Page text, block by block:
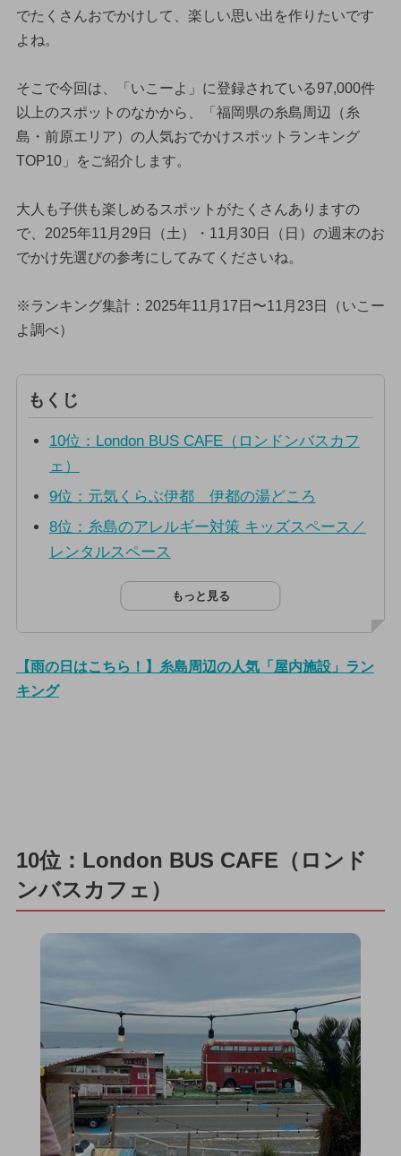
でたくさんおでかけして、楽しい思い出を作りたいです
よね。
そこで今回は、「いこーよ」に登録されている97,000件
以上のスポットのなかから、「福岡県の糸島周辺（糸
島・前原エリア）の人気おでかけスポットランキング
TOP10」をご紹介します。
大人も子供も楽しめるスポットがたくさんありますの
で、2025年11月29日（土）・11月30日（日）の週末のお
でかけ先選びの参考にしてみてくださいね。
※ランキング集計：2025年11月17日〜11月23日（いこー
よ調べ）
もくじ
10位：London BUS CAFE（ロンドンバスカフ
ェ）
9位：元気くらぶ伊都 伊都の湯どころ
8位：糸島のアレルギー対策 キッズスペース／
レンタルスペース
もっと見る
【雨の日はこちら！】糸島周辺の人気「屋内施設」ラン
キング
10位：London BUS CAFE（ロンド
ンバスカフェ）